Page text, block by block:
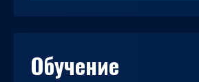
Обучение